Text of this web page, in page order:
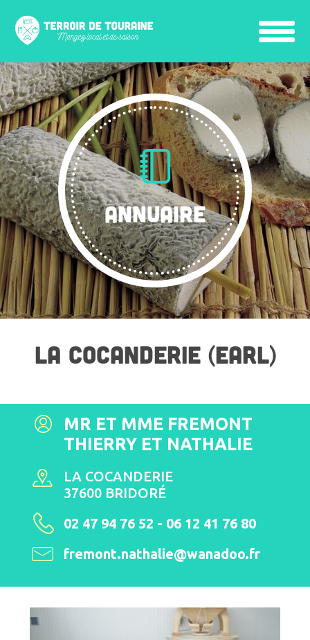
ANNUAIRE
LA COCANDERIE (EARL)
MR ET MME FREMONT
THIERRY ET NATHALIE
LA COCANDERIE
37600 BRIDORÉ
02 47 94 76 52 - 06 12 41 76 80
fremont.nathalie@wanadoo.fr